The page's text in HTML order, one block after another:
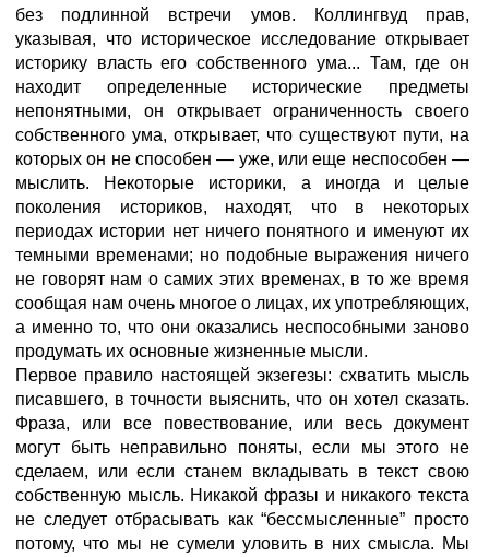
без подлинной встречи умов. Коллингвуд прав,
указывая, что историческое исследование открывает
историку власть его собственного ума... Там, где он
находит определенные исторические предметы
непонятными, он открывает ограниченность своего
собственного ума, открывает, что существуют пути, на
которых он не способен — уже, или еще неспособен —
мыслить. Некоторые историки, а иногда и целые
поколения историков, находят, что в некоторых
периодах истории нет ничего понятного и именуют их
темными временами; но подобные выражения ничего
не говорят нам о самих этих временах, в то же время
сообщая нам очень многое о лицах, их употребляющих,
а именно то, что они оказались неспособными заново
продумать их основные жизненные мысли.
Первое правило настоящей экзегезы: схватить мысль
писавшего, в точности выяснить, что он хотел сказать.
Фраза, или все повествование, или весь документ
могут быть неправильно поняты, если мы этого не
сделаем, или если станем вкладывать в текст свою
собственную мысль. Никакой фразы и никакого текста
не следует отбрасывать как “бессмысленные” просто
потому, что мы не сумели уловить в них смысла. Мы